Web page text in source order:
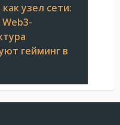
узел сети:
Web3-
гейминг в